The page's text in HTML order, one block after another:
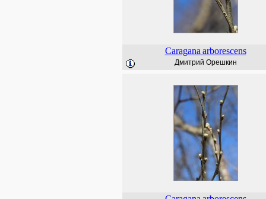
Caragana arborescens
Дмитрий Орешкин